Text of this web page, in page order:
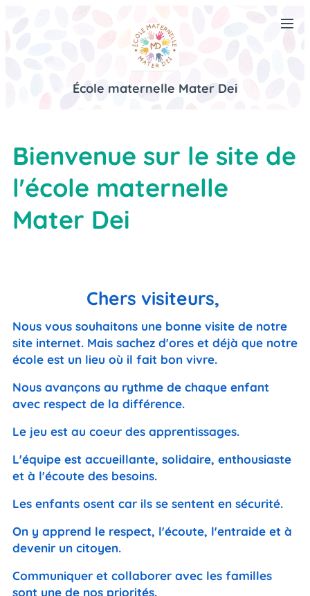
École maternelle Mater Dei
Bienvenue sur le site de
l'école maternelle
Mater Dei
Chers visiteurs,
Nous vous souhaitons une bonne visite de notre
site internet. Mais sachez d'ores et déjà que notre
école est un lieu où il fait bon vivre.
Nous avançons au rythme de chaque enfant
avec respect de la différence.
Le jeu est au coeur des apprentissages.
L'équipe est accueillante, solidaire, enthousiaste
et à l'écoute des besoins.
Les enfants osent car ils se sentent en sécurité.
On y apprend le respect, l'écoute, l'entraide et à
devenir un citoyen.
Communiquer et collaborer avec les familles
sont une de nos priorités.